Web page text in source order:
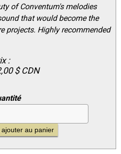
of Conventum's melodies
that would become the
projects. Highly recommended
:
$ CDN